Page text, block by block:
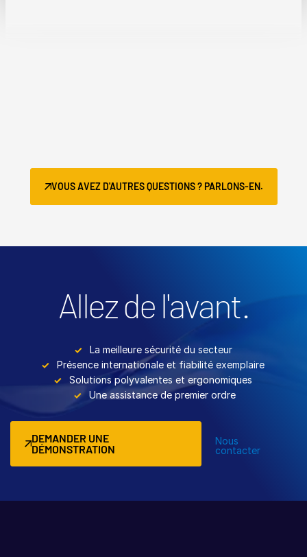
VOUS AVEZ D'AUTRES QUESTIONS ? PARLONS-EN.
Allez de l'avant.
DEMANDER UNE
DÉMONSTRATION
Nous
contacter
La meilleure sécurité du secteur
Présence internationale et fiabilité exemplaire
Solutions polyvalentes et ergonomiques
Une assistance de premier ordre